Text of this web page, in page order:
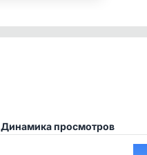
Динамика просмотров